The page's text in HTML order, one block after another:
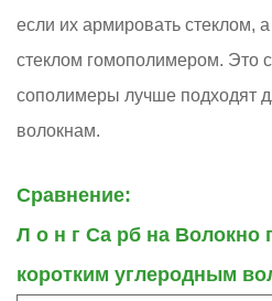
если их армировать стеклом,
стеклом гомополимером. Это
сополимеры лучше подходят
волокнам.
Сравнение:
Л о н г Ca рб на Волокно
коротким углеродным